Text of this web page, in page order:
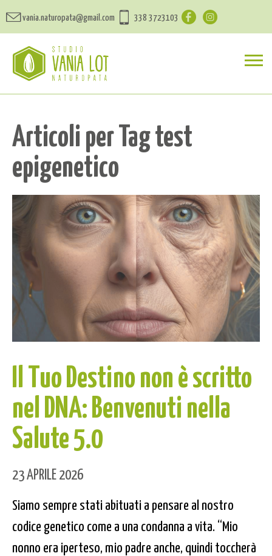
vania.naturopata@gmail.com 338 3723103
Articoli per Tag test
epigenetico
Il Tuo Destino non è scritto
nel DNA: Benvenuti nella
Salute 5.0
23 APRILE 2026
Siamo sempre stati abituati a pensare al nostro
codice genetico come a una condanna a vita. “Mio
nonno era iperteso, mio padre anche, quindi toccherà